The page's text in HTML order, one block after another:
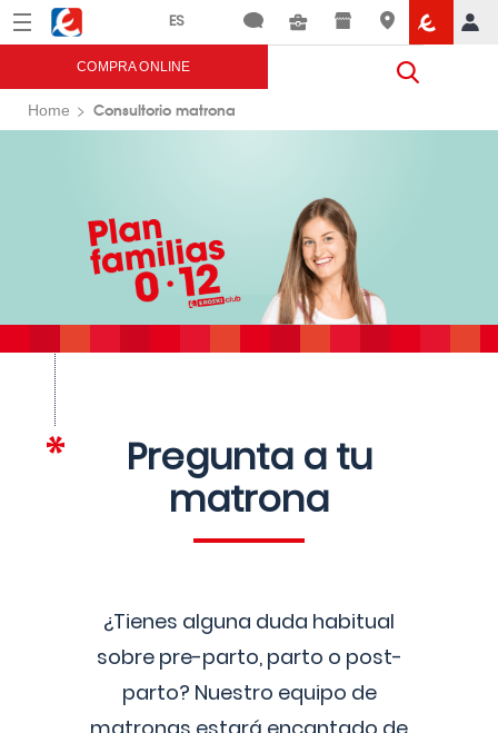
Menú Eroski
COMPRA ONLINE
Home Consultorio matrona
Pregunta a tu
matrona
¿Tienes alguna duda habitual
sobre pre-parto, parto o post-
parto? Nuestro equipo de